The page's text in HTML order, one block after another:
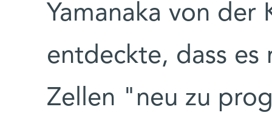
Yamanaka von der
entdeckte, dass es
Zellen "neu zu